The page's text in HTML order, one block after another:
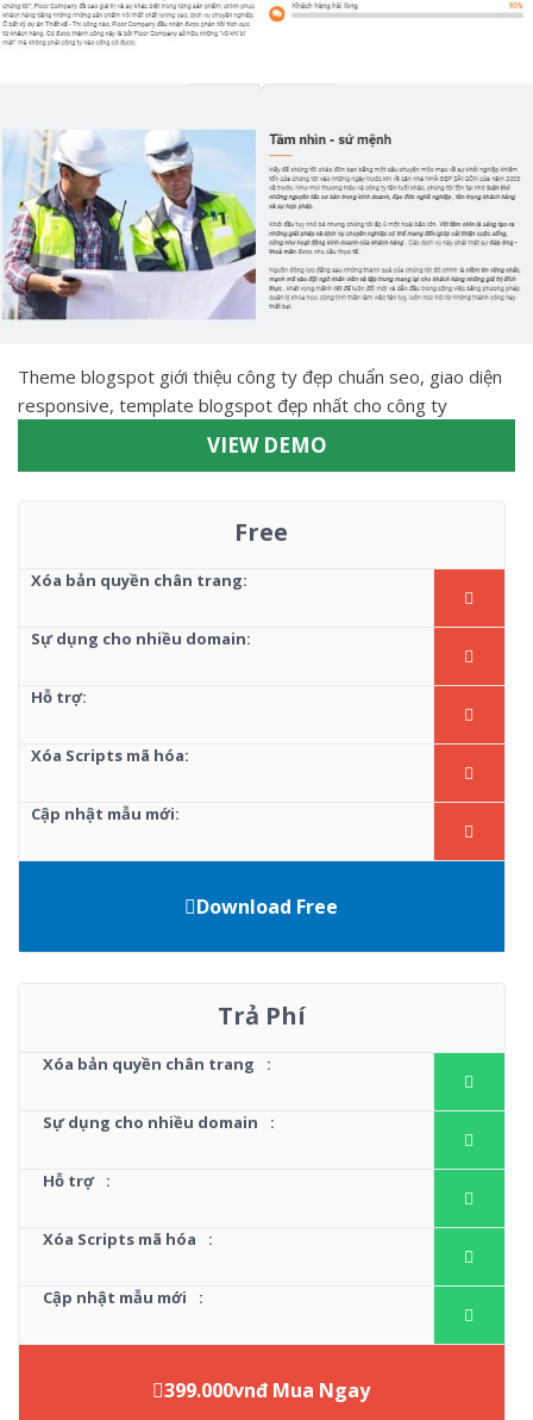
Theme blogspot giới thiệu công ty đẹp chuẩn seo, giao diện
responsive, template blogspot đẹp nhất cho công ty
VIEW DEMO
Free
Xóa bản quyền chân trang:
Sự dụng cho nhiều domain:
Hỗ trợ:
Xóa Scripts mã hóa:
Cập nhật mẫu mới:
Download Free
Trả Phí
Xóa bản quyền chân trang :
Sự dụng cho nhiều domain :
Hỗ trợ :
Xóa Scripts mã hóa :
Cập nhật mẫu mới :
399.000vnđ Mua Ngay